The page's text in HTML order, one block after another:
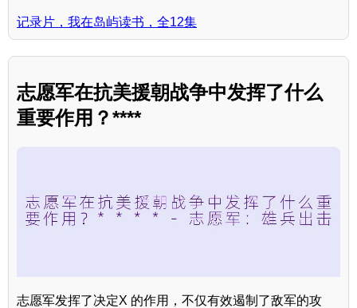
记录片，我在岛屿读书，全12集
志愿军在抗美援朝战争中发挥了什么
重要作用？****
志愿军发挥了决定X 的作用，不仅有效遏制了敌军的攻